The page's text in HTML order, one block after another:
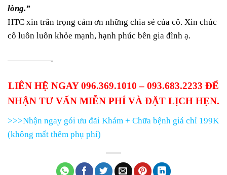
lòng.”
HTC xin trân trọng cảm ơn những chia sẻ của cô. Xin chúc
cô luôn luôn khỏe mạnh, hạnh phúc bên gia đình ạ.
​—————- ​​​​​​
LIÊN HỆ NGAY 096.369.1010 – 093.683.2233 ĐỂ
NHẬN TƯ VẤN MIỄN PHÍ VÀ ĐẶT LỊCH HẸN.
>>>Nhận ngay gói ưu đãi Khám + Chữa bệnh giá chỉ 199K
(không mất thêm phụ phí)